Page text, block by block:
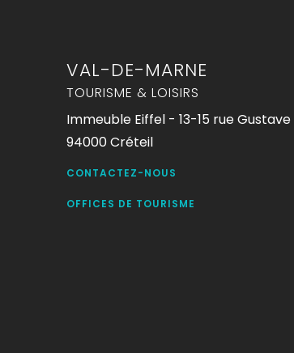
VAL-DE-MARNE
TOURISME & LOISIRS
Immeuble Eiffel - 13-15 rue Gustave
94000 Créteil
CONTACTEZ-NOUS
OFFICES DE TOURISME